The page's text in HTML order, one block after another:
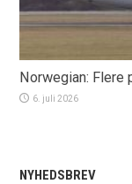
Norwegian:
6. juli 2026
NYHEDSBREV